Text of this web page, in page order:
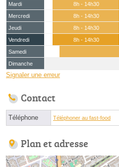
Mardi
8h - 14h30
Mercredi
8h - 14h30
Jeudi
8h - 14h30
Vendredi
8h - 14h30
Samedi
Dimanche
Signaler une erreur
Contact
Téléphone Téléphoner au fast-food
Plan et adresse